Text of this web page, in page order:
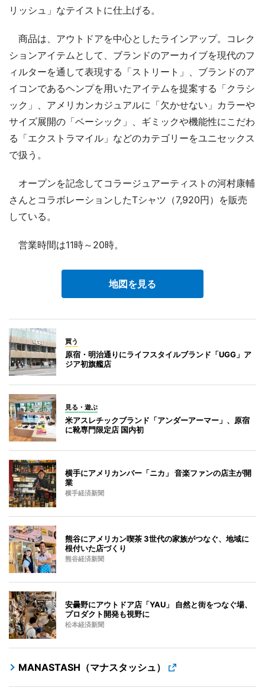
リッシュ」なテイストに仕上げる。
商品は、アウトドアを中心としたラインアップ。コレク
ションアイテムとして、ブランドのアーカイブを現代のフ
ィルターを通して表現する「ストリート」、ブランドのア
イコンであるヘンプを用いたアイテムを提案する「クラシ
ック」、アメリカンカジュアルに「欠かせない」カラーや
サイズ展開の「ベーシック」、ギミックや機能性にこだわ
る「エクストラマイル」などのカテゴリーをユニセックス
で扱う。
オープンを記念してコラージュアーティストの河村康輔
さんとコラボレーションしたTシャツ（7,920円）を販売
している。
営業時間は11時～20時。
地図を見る
買う
原宿・明治通りにライフスタイルブランド「UGG」ア
ジア初旗艦店
見る・遊ぶ
米アスレチックブランド「アンダーアーマー」、原宿
に靴専門限定店 国内初
横手にアメリカンバー「ニカ」 音楽ファンの店主が開
業
横手経済新聞
熊谷にアメリカン喫茶 3世代の家族がつなぐ、地域に
根付いた店づくり
熊谷経済新聞
安曇野にアウトドア店「YAU」 自然と街をつなぐ場、
プロダクト開発も視野に
松本経済新聞
MANASTASH（マナスタッシュ）